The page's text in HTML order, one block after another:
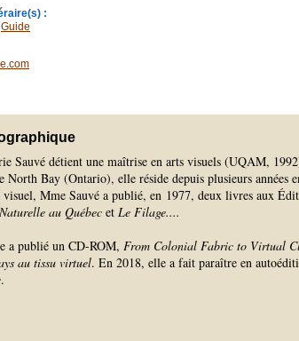
:
Guide
Sauvé détient une maîtrise en arts visuels (UQAM,
North Bay (Ontario), elle réside depuis plusieurs années
visuel, Mme Sauvé a publié, en 1977, deux livres aux
au Québec et Le Filage....
a publié un CD-ROM, From Colonial Fabric to Virtual
au tissu virtuel. En 2018, elle a fait paraître en
.